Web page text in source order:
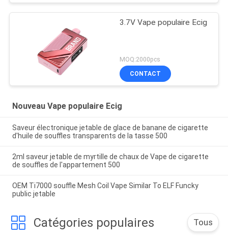
3.7V Vape populaire Ecig
MOQ:2000pcs
CONTACT
Nouveau Vape populaire Ecig
Saveur électronique jetable de glace de banane de cigarette
d'huile de souffles transparents de la tasse 500
2ml saveur jetable de myrtille de chaux de Vape de cigarette
de souffles de l'appartement 500
OEM Ti7000 souffle Mesh Coil Vape Similar To ELF Funcky
public jetable
Catégories populaires Tous